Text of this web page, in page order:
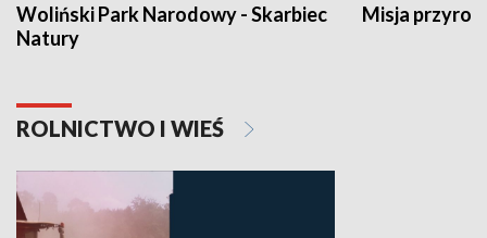
Woliński Park Narodowy - Skarbiec
Natury
Misja
ROLNICTWO I WIEŚ